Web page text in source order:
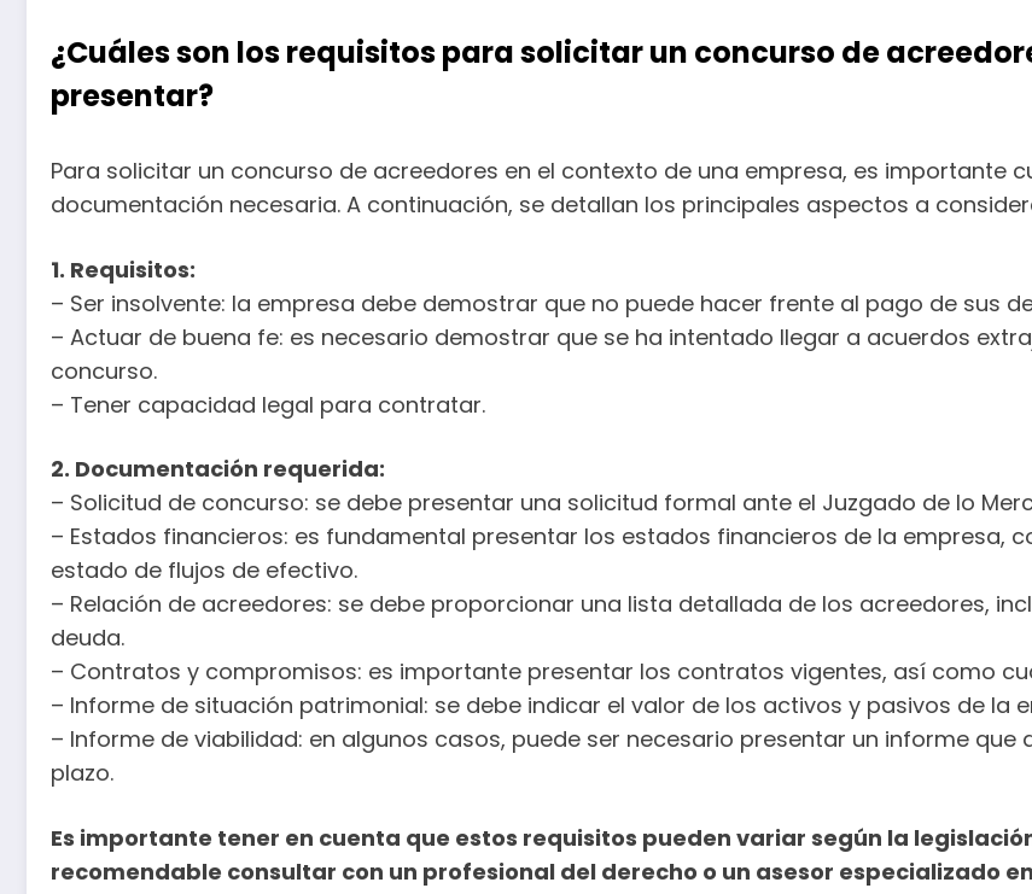
¿Cuáles son los requisitos para solicitar un concurso de
presentar?
Para solicitar un concurso de acreedores en el contexto de una empresa, es importante
documentación necesaria. A continuación, se detallan los principales aspectos a
1. Requisitos:
– Ser insolvente: la empresa debe demostrar que no puede hacer frente al pago de sus
– Actuar de buena fe: es necesario demostrar que se ha intentado llegar a acuerdos
concurso.
– Tener capacidad legal para contratar.
2. Documentación requerida:
– Solicitud de concurso: se debe presentar una solicitud formal ante el Juzgado de lo
– Estados financieros: es fundamental presentar los estados financieros de la empresa,
estado de flujos de efectivo.
– Relación de acreedores: se debe proporcionar una lista detallada de los acreedores,
deuda.
– Contratos y compromisos: es importante presentar los contratos vigentes, así como
– Informe de situación patrimonial: se debe indicar el valor de los activos y pasivos de la
– Informe de viabilidad: en algunos casos, puede ser necesario presentar un informe
plazo.
Es importante tener en cuenta que estos requisitos pueden variar según la
recomendable consultar con un profesional del derecho o un asesor especializado